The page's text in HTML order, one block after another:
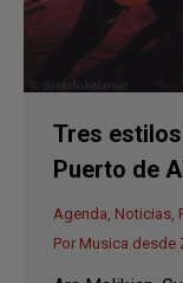
Tres
Puerto de
Agenda, Noticias,
Por Musica desde